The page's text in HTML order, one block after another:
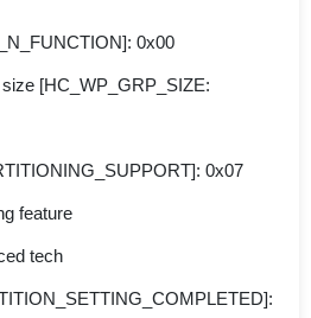
0x00
[HC_WP_GRP_SIZE:
0x07
feature
tech.